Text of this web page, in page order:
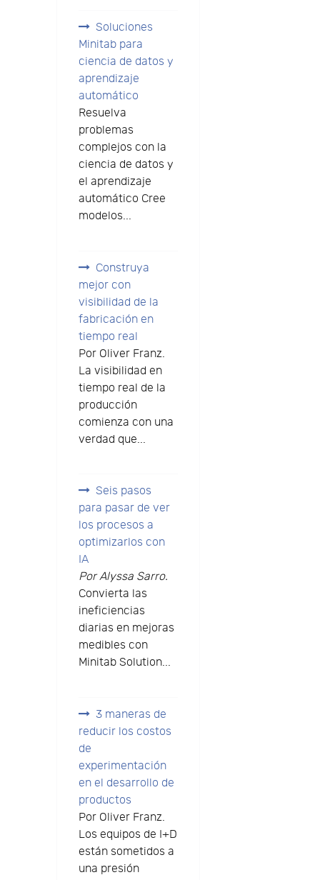
Soluciones
Minitab para
ciencia de datos y
aprendizaje
automático
Resuelva
problemas
complejos con la
ciencia de datos y
el aprendizaje
automático Cree
modelos...
Construya
mejor con
visibilidad de la
fabricación en
tiempo real
Por Oliver Franz.
La visibilidad en
tiempo real de la
producción
comienza con una
verdad que...
Seis pasos
para pasar de ver
los procesos a
optimizarlos con
IA
Por Alyssa Sarro.
Convierta las
ineficiencias
diarias en mejoras
medibles con
Minitab Solution...
3 maneras de
reducir los costos
de
experimentación
en el desarrollo de
productos
Por Oliver Franz.
Los equipos de I+D
están sometidos a
una presión